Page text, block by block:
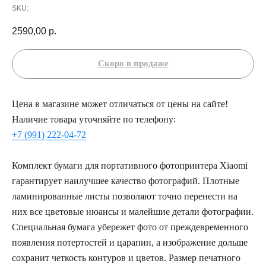
SKU:
2590,00 р.
Цена в магазине может отличаться от цены на сайте!
Наличие товара уточняйте по телефону:
+7 (991) 222-04-72
Комплект бумаги для портативного фотопринтера Xiaomi
гарантирует наилучшее качество фотографий. Плотные
ламинированные листы позволяют точно перенести на
них все цветовые нюансы и малейшие детали фотографии.
Специальная бумага убережет фото от преждевременного
появления потертостей и царапин, а изображение дольше
сохранит четкость контуров и цветов. Размер печатного